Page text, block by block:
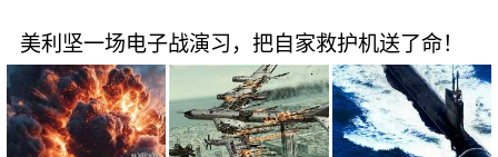
美利坚一场电子战演习，把自家救护机送了命！